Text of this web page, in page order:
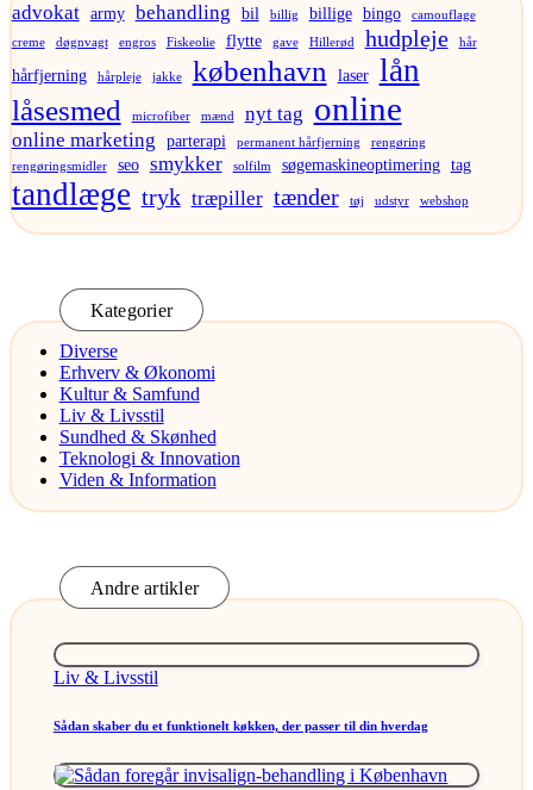
advokat army behandling bil billig billige bingo camouflage
creme døgnvagt engros Fiskeolie flytte gave Hillerød hudpleje hår
hårfjerning hårpleje jakke københavn laser lån
låsesmed microfiber mænd nyt tag online
online marketing parterapi permanent hårfjerning
rengøring
rengøringsmidler
seo smykker solfilm søgemaskineoptimering tag
tandlæge tryk træpiller tænder tøj udstyr webshop
Kategorier
Diverse
Erhverv & Økonomi
Kultur & Samfund
Liv & Livsstil
Sundhed & Skønhed
Teknologi & Innovation
Viden & Information
Andre artikler
Posted
Liv & Livsstil
Sådan skaber du et funktionelt køkken, der passer til din hverdag